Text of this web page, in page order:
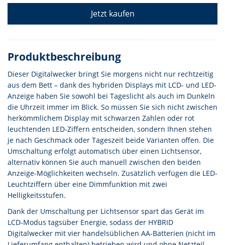
Jetzt kaufen
Produktbeschreibung
Dieser Digitalwecker bringt Sie morgens nicht nur rechtzeitig
aus dem Bett – dank des hybriden Displays mit LCD- und LED-
Anzeige haben Sie sowohl bei Tageslicht als auch im Dunkeln
die Uhrzeit immer im Blick. So müssen Sie sich nicht zwischen
herkömmlichem Display mit schwarzen Zahlen oder rot
leuchtenden LED-Ziffern entscheiden, sondern Ihnen stehen
je nach Geschmack oder Tageszeit beide Varianten offen. Die
Umschaltung erfolgt automatisch über einen Lichtsensor,
alternativ können Sie auch manuell zwischen den beiden
Anzeige-Möglichkeiten wechseln. Zusätzlich verfügen die LED-
Leuchtziffern über eine Dimmfunktion mit zwei
Helligkeitsstufen.
Dank der Umschaltung per Lichtsensor spart das Gerät im
LCD-Modus tagsüber Energie, sodass der HYBRID
Digitalwecker mit vier handelsüblichen AA-Batterien (nicht im